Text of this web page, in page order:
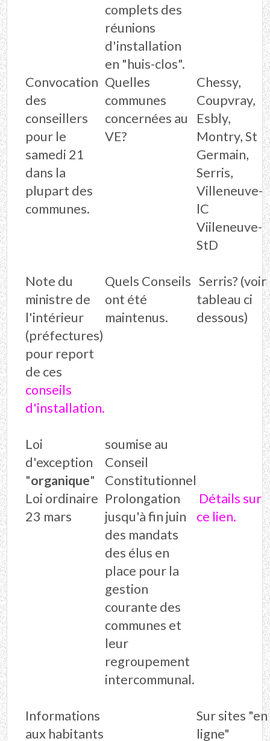
complets des
réunions
d'installation
en "huis-clos".
Convocation
des
conseillers
pour le
samedi 21
dans la
plupart des
communes.
Quelles
communes
concernées au
VE?
Chessy,
Coupvray,
Esbly,
Montry, St
Germain,
Serris,
Villeneuve-
lC
Viileneuve-
StD
Note du
ministre de
l'intérieur
(préfectures)
pour report
de ces
conseils
d'installation.
Quels Conseils
ont été
maintenus.
Serris? (voir
tableau ci
dessous)
Loi
d'exception
"organique"
soumise au
Conseil
Constitutionnel
Loi ordinaire
23 mars
Prolongation
jusqu'à fin juin
des mandats
des élus en
place pour la
gestion
courante des
communes et
leur
regroupement
intercommunal.
Détails sur
ce lien.
Informations
aux habitants
Sur sites "en
ligne"